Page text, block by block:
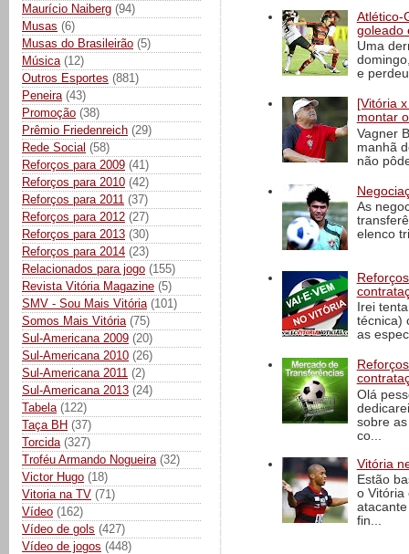
Maurício Naiberg (94)
Musas (6)
Musas do Brasileirão (5)
Música (12)
Outros Esportes (881)
Peneira (43)
Promoção (38)
Prêmio Friedenreich (29)
Rede Social (58)
Reforços para 2009 (41)
Reforços para 2010 (42)
Reforços para 2011 (37)
Reforços para 2012 (27)
Reforços para 2013 (30)
Reforços para 2014 (23)
Relacionados para jogo (155)
Revista Vitória Magazine (5)
SMV - Sou Mais Vitória (101)
Somos Mais Vitória (75)
Sul-Americana 2009 (20)
Sul-Americana 2010 (26)
Sul-Americana 2011 (2)
Sul-Americana 2013 (24)
Tabela (122)
Taça BH (37)
Torcida (327)
Troféu Armando Nogueira (32)
Victor Hugo (18)
Vitoria na TV (71)
Vídeo (162)
Vídeo de gols (427)
Vídeo de jogos (448)
Atlético-
goleado
Uma
e
[Vitória
montar
Vagner
manhã
não
As
elenco
Irei
técnica)
as
Olá
sobre
co...
Vitória
Estão
o Vitória
fin...